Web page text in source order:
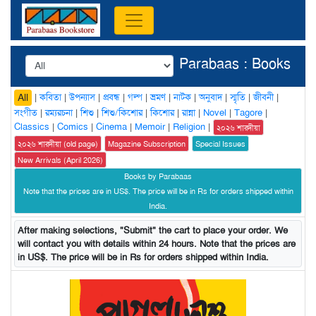
Parabaas : Books
All |কবিতা|উপন্যাস| প্রবন্ধ | গল্প |ভ্রমণ|নাটক |অনুবাদ|স্মৃতি |জীবনী|
সংগীত |রম্যরচনা|শিশু |শিশু/কিশোর|কিশোর|রান্না| Novel | Tagore |
Classics | Comics | Cinema | Memoir| Religion |
২০২৬ শারদীয়া
২০২৬ শারদীয়া (old page)
Magazine Subscription
Special Issues
New Arrivals (April 2026)
Books by Parabaas
Note that the prices are in US$. The price will be in Rs for orders shipped within
India.
After making selections, "Submit" the cart to place your order. We
will contact you with details within 24 hours. Note that the prices are
in US$. The price will be in Rs for orders shipped within India.